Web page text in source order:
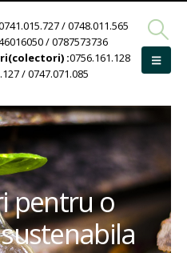
/ 0748.011.565
/ 0787573736
:0756.161.128
/ 0747.071.085
pentru o